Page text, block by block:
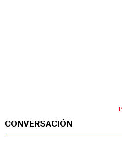
CONVERSACIÓN